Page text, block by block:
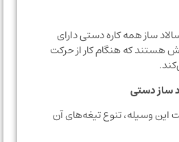
همه کاره دستی دارای
که هنگام کار از حرکت
دستی
وسیله، تنوع تیغه‌های آن